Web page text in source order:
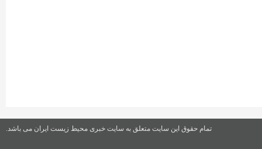
تمام حقوق این سایت متعلق به سایت خبری محیط زیست ایران می باشد.